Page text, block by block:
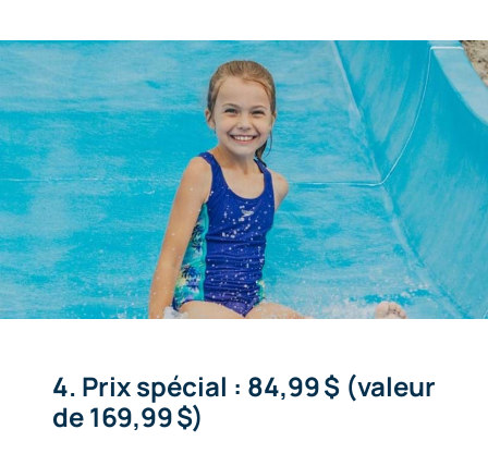
4. Prix spécial : 84,99 $ (valeur
de 169,99 $)